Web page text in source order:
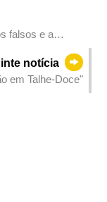
falsos e a
notícia
em Talhe-Doce"